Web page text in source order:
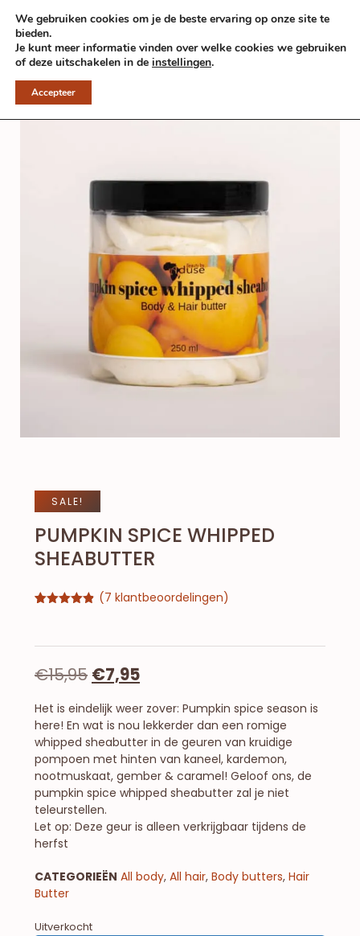
GRATIS VERZENDING BINNEN NEDERLAND EN BELGIË BIJ ALLE
BESTELLINGEN BOVEN DE €100,-
0
SALE!
PUMPKIN SPICE WHIPPED
SHEABUTTER
op
(7 klantbeoordelingen)
€15,95 €7,95
Het is eindelijk weer zover: Pumpkin spice season is
here! En wat is nou lekkerder dan een romige
whipped sheabutter in de geuren van kruidige
pompoen met hinten van kaneel, kardemon,
nootmuskaat, gember & caramel! Geloof ons, de
pumpkin spice whipped sheabutter zal je niet
teleurstellen.
Let op: Deze geur is alleen verkrijgbaar tijdens de
herfst
CATEGORIEËN All body, All hair, Body butters, Hair
Butter
Uitverkocht
We gebruiken cookies om je de beste ervaring op onze site te
bieden.
Je kunt meer informatie vinden over welke cookies we gebruiken
of deze uitschakelen in de instellingen.
Accepteer